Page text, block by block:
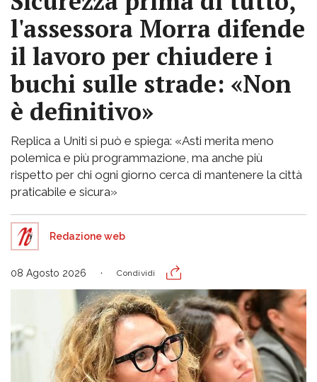
l'assessora Morra difende
il lavoro per chiudere i
buchi sulle strade: «Non
è definitivo»
Replica a Uniti si può e spiega: «Asti merita meno
polemica e più programmazione, ma anche più
rispetto per chi ogni giorno cerca di mantenere la città
praticabile e sicura»
Redazione web
08 Agosto 2026 Condividi